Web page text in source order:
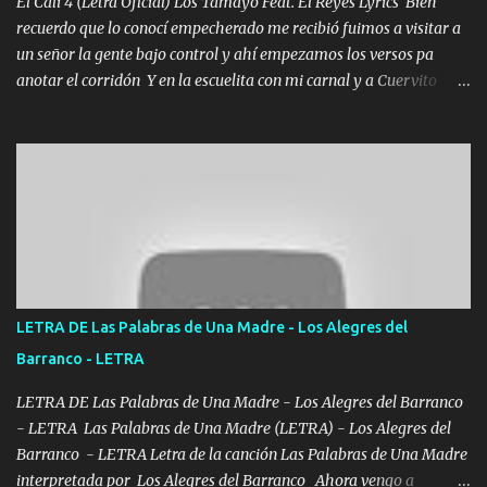
recuerdo que lo conocí empecherado me recibió fuimos a visitar a
un señor la gente bajo control y ahí empezamos los versos pa
anotar el corridón Y en la escuelita con mi carnal y a Cuervito
verde se le extraña pa que sepan Aquí Pura GENTE DE LA RANA 🐸
POR CLAVE ES EL CALI 4 EN LA CIUDAD TIJUANA Música Al
tirante andamos mi carnal atento a cualquier necesidad no porque
se ve limpio el camino nos confiamos al andar y nunca con la
misma piedra me vuelvo a tropezar Cuando ando de enamorado
en corto me tiró a per...
LETRA DE Las Palabras de Una Madre - Los Alegres del
Barranco - LETRA
LETRA DE Las Palabras de Una Madre - Los Alegres del Barranco
- LETRA Las Palabras de Una Madre (LETRA) - Los Alegres del
Barranco - LETRA Letra de la canción Las Palabras de Una Madre
interpretada por Los Alegres del Barranco Ahora vengo a